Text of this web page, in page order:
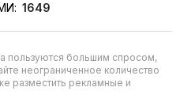
1649
пользуются большим спросом,
неограниченное количество
разместить рекламные и